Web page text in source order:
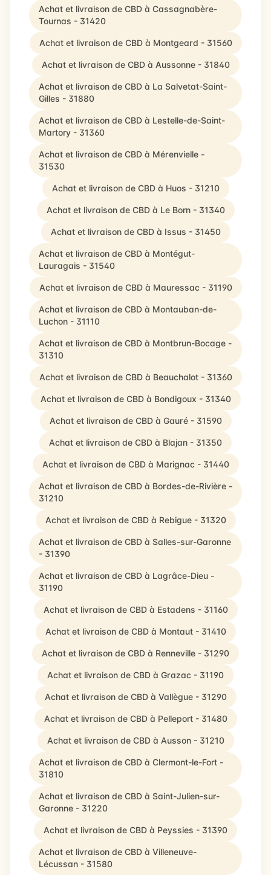
Achat et livraison de CBD à Cassagnabère-
Tournas - 31420
Achat et livraison de CBD à Montgeard - 31560
Achat et livraison de CBD à Aussonne - 31840
Achat et livraison de CBD à La Salvetat-Saint-
Gilles - 31880
Achat et livraison de CBD à Lestelle-de-Saint-
Martory - 31360
Achat et livraison de CBD à Mérenvielle -
31530
Achat et livraison de CBD à Huos - 31210
Achat et livraison de CBD à Le Born - 31340
Achat et livraison de CBD à Issus - 31450
Achat et livraison de CBD à Montégut-
Lauragais - 31540
Achat et livraison de CBD à Mauressac - 31190
Achat et livraison de CBD à Montauban-de-
Luchon - 31110
Achat et livraison de CBD à Montbrun-Bocage -
31310
Achat et livraison de CBD à Beauchalot - 31360
Achat et livraison de CBD à Bondigoux - 31340
Achat et livraison de CBD à Gauré - 31590
Achat et livraison de CBD à Blajan - 31350
Achat et livraison de CBD à Marignac - 31440
Achat et livraison de CBD à Bordes-de-Rivière -
31210
Achat et livraison de CBD à Rebigue - 31320
Achat et livraison de CBD à Salles-sur-Garonne
- 31390
Achat et livraison de CBD à Lagrâce-Dieu -
31190
Achat et livraison de CBD à Estadens - 31160
Achat et livraison de CBD à Montaut - 31410
Achat et livraison de CBD à Renneville - 31290
Achat et livraison de CBD à Grazac - 31190
Achat et livraison de CBD à Vallègue - 31290
Achat et livraison de CBD à Pelleport - 31480
Achat et livraison de CBD à Ausson - 31210
Achat et livraison de CBD à Clermont-le-Fort -
31810
Achat et livraison de CBD à Saint-Julien-sur-
Garonne - 31220
Achat et livraison de CBD à Peyssies - 31390
Achat et livraison de CBD à Villeneuve-
Lécussan - 31580